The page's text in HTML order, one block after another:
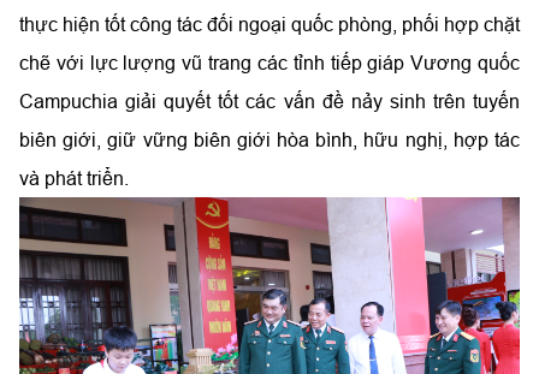
thực hiện tốt công tác đối ngoại quốc phòng, phối hợp chặt
chẽ với lực lượng vũ trang các tỉnh tiếp giáp Vương quốc
Campuchia giải quyết tốt các vấn đề nảy sinh trên tuyến
biên giới, giữ vững biên giới hòa bình, hữu nghị, hợp tác
và phát triển.